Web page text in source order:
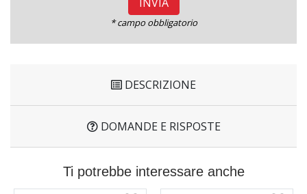
* campo obbligatorio
DESCRIZIONE
DOMANDE E RISPOSTE
Ti potrebbe interessare anche